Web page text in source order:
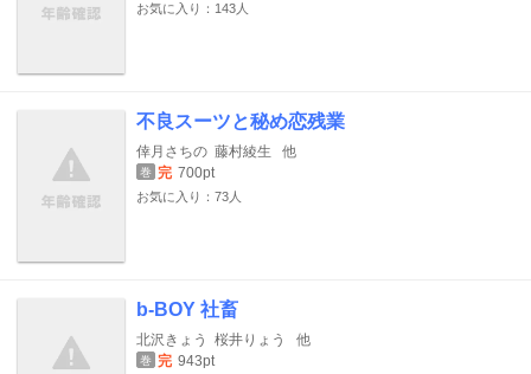
お気に入り：143人
不良スーツと秘め恋残業
倖月さちの 藤村綾生 他
巻 完 700pt
お気に入り：73人
b-BOY 社畜
北沢きょう 桜井りょう 他
巻 完 943pt